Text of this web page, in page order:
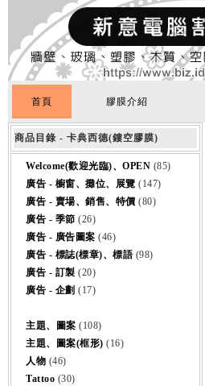
首頁 膠膜介紹
商品目錄 - 卡典西德(鏤空膠膜)
Welcome(歡迎光臨)、OPEN (85)
廣告 - 櫥窗、攤位、展覽 (147)
廣告 - 賣場、銷售、特價 (80)
廣告 - 季節 (26)
廣告 - 廣告圖案 (46)
廣告 - 標誌(標章)、標語(98)
廣告 - 訂製 (20)
廣告 - 企劃 (17)
主題、圖案 (108)
主題、圖案(框形) (16)
人物 (46)
Tattoo (30)